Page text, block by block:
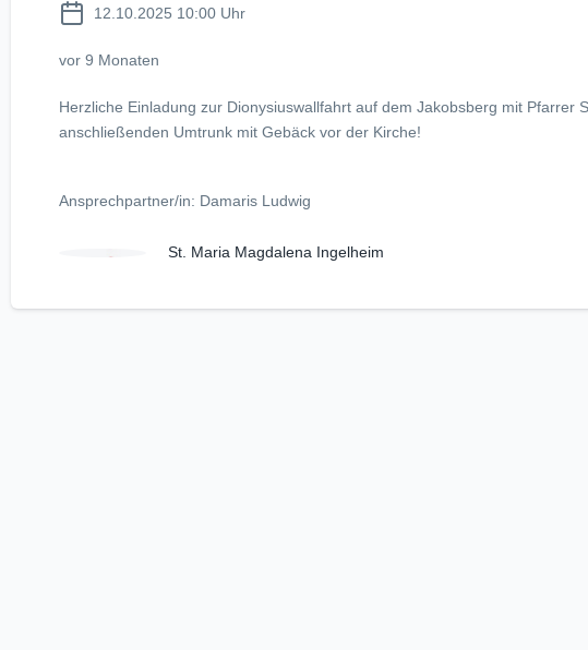
12.10.2025 10:00 Uhr
vor 9 Monaten
Herzliche Einladung zur Dionysiuswallfahrt auf dem Jakobsberg mit Pfarrer
anschließenden Umtrunk mit Gebäck vor der Kirche!
Ansprechpartner/in: Damaris Ludwig
St. Maria Magdalena Ingelheim